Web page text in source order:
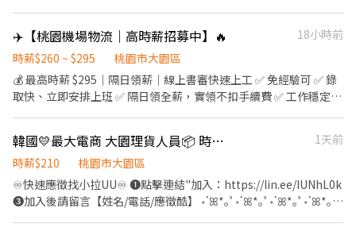
https://reurl.cc/rErN4Z ) 🟢【 臨時工 】任何倉都沒有提供交通車
服務 - 【 上班地點 】 🔔 桃園 1 倉 : 大園建國路 (5F) ( 周休、假日早
班 ) 🔔 桃園 3 倉 : 大園中山南路 ( 假日班 ) 🔔 桃園 4 倉 : 觀音區玉林
路 🔔 桃園 5 倉：觀音寶倉街 ( 可周休、假日班 ) 🔔 桃園 6 倉：大園
倉樓下) 🔔 桃園 17 倉：大園區開和路 ( 限排休 ) 🔔 桃園 RC8：楊梅
區環東路 (4'F) ( 後面有寫缺長派才有缺，沒標註的都是無缺額 ) - ((
個月排休 8 ~ 10 天，單位報到當天由主管分配 - 【 工作時間 】 早班
08 : 00 - 17 : 00 排休 $ 210 周休 $ 200 晚班 18 : 00 - 03 : 00 排休 $
240 周休 $ 230 ( 假日班固定上六日 ) - ♦️ 用餐：免費供餐 ♦️ 冰箱、
✈️【桃園機場物流｜高時薪招募中】🔥
18小時前
時薪$260 ~ $295
桃園市大園區
💰 最高時薪 $295｜隔日領薪｜線上書審快速上工 ✅ 免經驗可 ✅ 錄
取快、立即安排上班 ✅ 隔日領全薪，實領不扣手續費 ✅ 工作穩定、
18:30－03:00｜💰$280 • 21:30－06:00｜💰$280 🏆 每月績效評
比，最高可達 $295／時 ━━━━━━━━━━━━━━━ 📦【進
口作業｜排休制】 工作內容： ✔ 拆貨 ✔ 理貨 ✔ 搬重物 ⏰ 班別／時
薪 • 06:00－17:00｜💰$250 • 13:30－04:30｜💰$260 • 17:00－
韓國💛最大電商 大園理貨人員📦 時薪210~240 有提供交通車🚌
1天前
時薪$210
桃園市大園區
♾️快速應徵找小拉UU♾️ ❶點擊連結"加入：https://lin.ee/IUNhL0k
❸加入後請留言【姓名/電話/應徵酷】 ॰ॱꕤ*｡ﾟ॰ॱꕤ*｡ﾟ॰ॱꕤ*｡ﾟ॰ॱꕤ*｡ﾟ